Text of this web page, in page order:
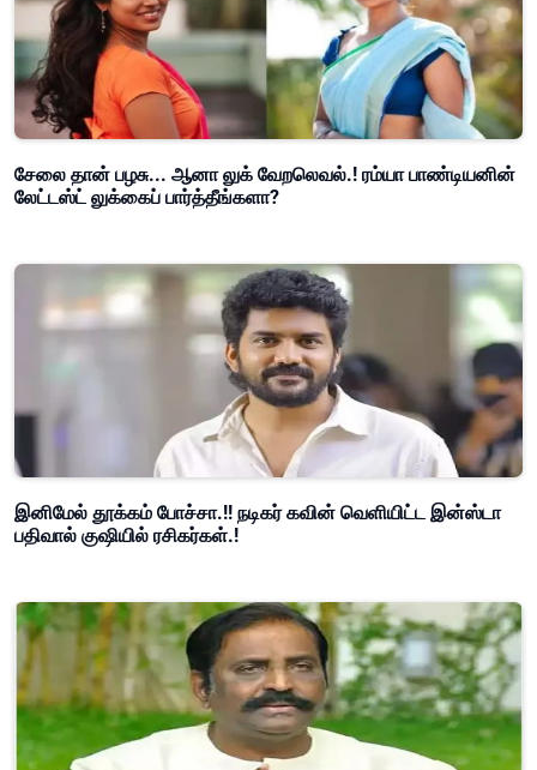
சேலை தான் பழசு... ஆனா லுக் வேறலெவல்.! ரம்யா பாண்டியனின்
லேட்டஸ்ட் லுக்கைப் பார்த்தீங்களா?
இனிமேல் தூக்கம் போச்சா.!! நடிகர் கவின் வெளியிட்ட இன்ஸ்டா
பதிவால் குஷியில் ரசிகர்கள்.!